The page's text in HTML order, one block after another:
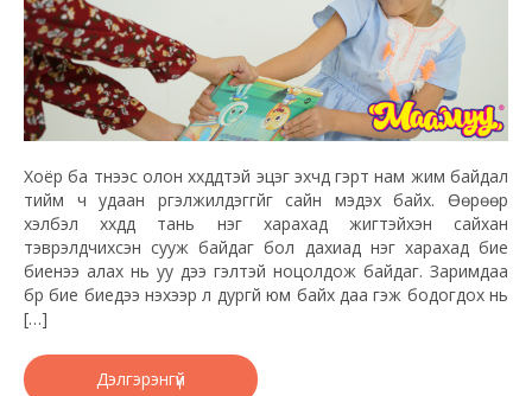
Хоёр ба түүнээс олон хүүхдүүдтэй эцэг эхчүүд гэрт нам жим байдал
тийм ч удаан үргэлжилдэггүйг сайн мэдэх байх. Өөрөөр
хэлбэл хүүхдүүд тань нэг харахад жигтэйхэн сайхан
тэврэлдчихсэн сууж байдаг бол дахиад нэг харахад бие
биенээ алах нь уу дээ гэлтэй ноцолдож байдаг. Заримдаа
бүр бие биедээ үнэхээр л дургүй юм байх даа гэж бодогдох нь
[…]
Дэлгэрэнгүй